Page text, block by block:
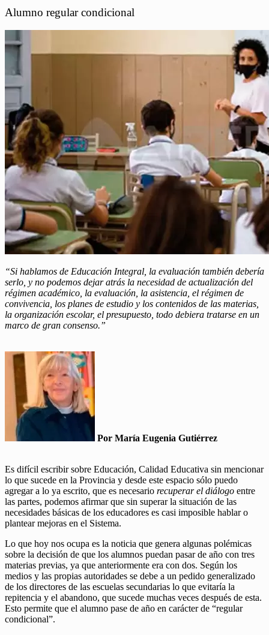
Alumno regular condicional
“Si hablamos de Educación Integral, la evaluación también debería
serlo, y no podemos dejar atrás la necesidad de actualización del
régimen académico, la evaluación, la asistencia, el régimen de
convivencia, los planes de estudio y los contenidos de las materias,
la organización escolar, el presupuesto, todo debiera tratarse en un
marco de gran consenso.”
Por María Eugenia Gutiérrez
Es difícil escribir sobre Educación, Calidad Educativa sin mencionar
lo que sucede en la Provincia y desde este espacio sólo puedo
agregar a lo ya escrito, que es necesario recuperar el diálogo entre
las partes, podemos afirmar que sin superar la situación de las
necesidades básicas de los educadores es casi imposible hablar o
plantear mejoras en el Sistema.
Lo que hoy nos ocupa es la noticia que genera algunas polémicas
sobre la decisión de que los alumnos puedan pasar de año con tres
materias previas, ya que anteriormente era con dos. Según los
medios y las propias autoridades se debe a un pedido generalizado
de los directores de las escuelas secundarias lo que evitaría la
repitencia y el abandono, que sucede muchas veces después de esta.
Esto permite que el alumno pase de año en carácter de “regular
condicional”.